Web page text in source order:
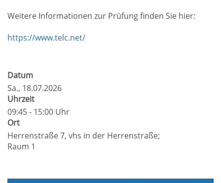
Weitere Informationen zur Prüfung finden Sie hier:
https://www.telc.net/
Datum
Sa., 18.07.2026
Uhrzeit
09:45 - 15:00 Uhr
Ort
Herrenstraße 7, vhs in der Herrenstraße;
Raum 1